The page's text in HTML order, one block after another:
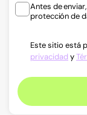
Antes de
protección de
Este sitio está
privacidad y